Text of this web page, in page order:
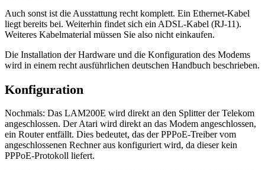
Auch sonst ist die Ausstattung recht komplett. Ein Ethernet-Kabel
liegt bereits bei. Weiterhin findet sich ein ADSL-Kabel (RJ-11).
Weiteres Kabelmaterial müssen Sie also nicht einkaufen.
Die Installation der Hardware und die Konfiguration des Modems
wird in einem recht ausführlichen deutschen Handbuch beschrieben.
Konfiguration
Nochmals: Das LAM200E wird direkt an den Splitter der Telekom
angeschlossen. Der Atari wird direkt an das Modem angeschlossen,
ein Router entfällt. Dies bedeutet, das der PPPoE-Treiber vom
angeschlossenen Rechner aus konfiguriert wird, da dieser kein
PPPoE-Protokoll liefert.